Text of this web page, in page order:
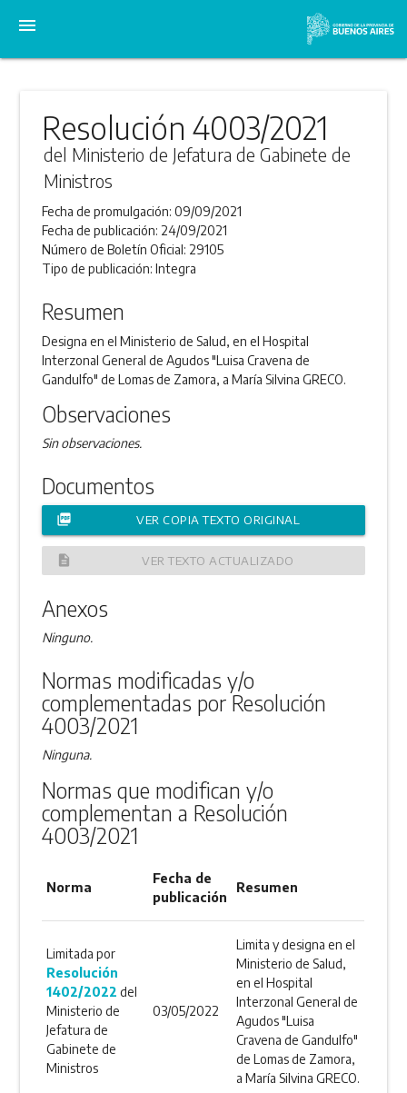
menu
Resolución 4003/2021
del Ministerio de Jefatura de Gabinete de
Ministros
Fecha de promulgación:09/09/2021
Fecha de publicación: 24/09/2021
Número de Boletín Oficial: 29105
Tipo de publicación:Integra
Resumen
Designa en el Ministerio de Salud, en el Hospital
Interzonal General de Agudos "Luisa Cravena de
Gandulfo" de Lomas de Zamora, a María Silvina GRECO.
Observaciones
Sin observaciones.
Documentos
picture_as_pdf VER COPIA TEXTO ORIGINAL
description VER TEXTO ACTUALIZADO
Anexos
Ninguno.
Normas modificadas y/o
complementadas por Resolución
4003/2021
Ninguna.
Normas que modifican y/o
complementan a Resolución
4003/2021
Norma
Fecha de
publicación
Resumen
Limitada por
Resolución
1402/2022 del
Ministerio de
Jefatura de
Gabinete de
Ministros
03/05/2022
Limita y designa en el
Ministerio de Salud,
en el Hospital
Interzonal General de
Agudos "Luisa
Cravena de Gandulfo"
de Lomas de Zamora,
a María Silvina GRECO.